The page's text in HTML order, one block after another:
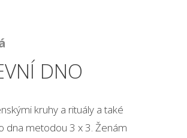
DNO
kruhy a rituály a také
dna metodou 3 x 3. Ženám